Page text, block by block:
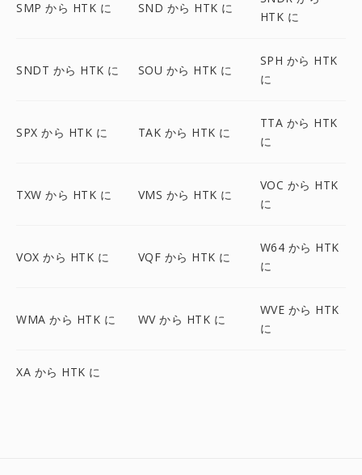
SMP から HTK に SND から HTK に
HTK に
SNDT から HTK に SOU から HTK に
SPH から HTK
に
SPX から HTK に TAK から HTK に
TTA から HTK
に
TXW から HTK に VMS から HTK に
VOC から HTK
に
VOX から HTK に VQF から HTK に
W64 から HTK
に
WMA から HTK に WV から HTK に
WVE から HTK
に
XA から HTK に